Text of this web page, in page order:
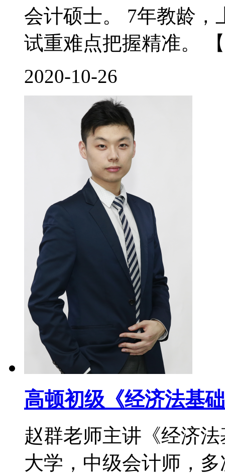
会计硕士。 7年教龄
试重难点把握精准。
2020-10-26
高顿初级《经济法基
赵群老师主讲《经济
大学，中级会计师，